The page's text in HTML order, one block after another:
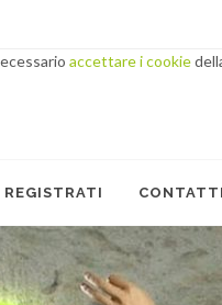
accettare i cookie
REGISTRATI CONTATTI